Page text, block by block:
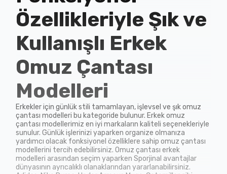
Özellikleriyle Şık ve
Kullanışlı Erkek
Omuz Çantası
Modelleri
Erkekler için günlük stili tamamlayan, işlevsel ve şık omuz
çantası modelleri bu kategoride bulunur. Erkek omuz
çantası modellerimiz en iyi markaların kaliteli seçenekleriyle
sunulur. Günlük işlerinizi yaparken organize olmanıza
yardımcı olacak fonksiyonel özelliklere sahip omuz çantası
modellerini tercih edebilirsiniz. Omuz çantası erkek
modelleri arasından seçim yaparken Sporjinal avantajlar
dünyasının ayrıcalıklı olanaklarından yararlanabilirsiniz.